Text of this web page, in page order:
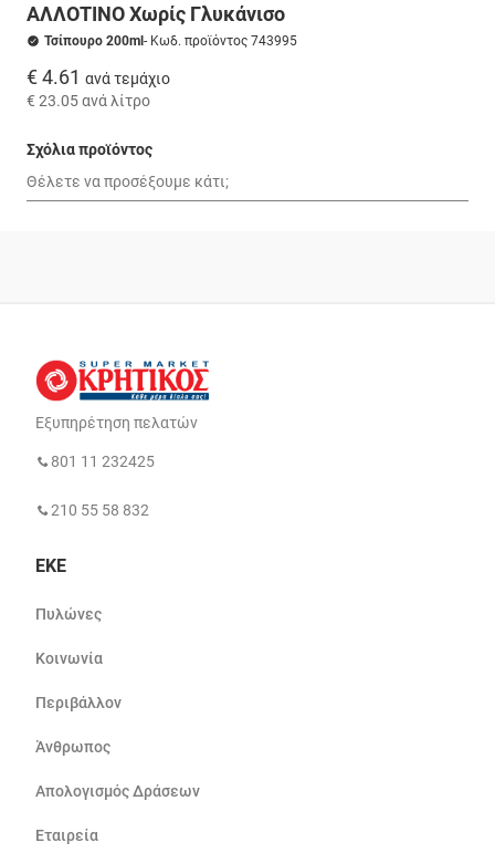
ΑΛΛΟΤΙΝΟ Χωρίς Γλυκάνισο
Τσίπουρο 200ml - Κωδ. προϊόντος 743995
€ 4.61 ανά τεμάχιο
€ 23.05ανά λίτρο
Σχόλια προϊόντος
Εξυπηρέτηση πελατών
801 11 232425
210 55 58 832
ΕΚΕ
Πυλώνες
Κοινωνία
Περιβάλλον
Άνθρωπος
Απολογισμός Δράσεων
Εταιρεία